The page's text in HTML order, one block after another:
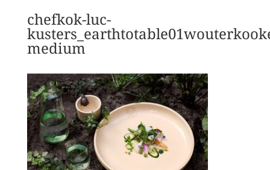
chefkok-luc-
medium